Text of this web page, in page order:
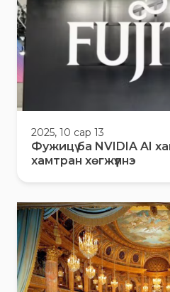
2025, 10 сар 13
Фужицү ба NVIDIA AI
хамтран хөгжүүлнэ